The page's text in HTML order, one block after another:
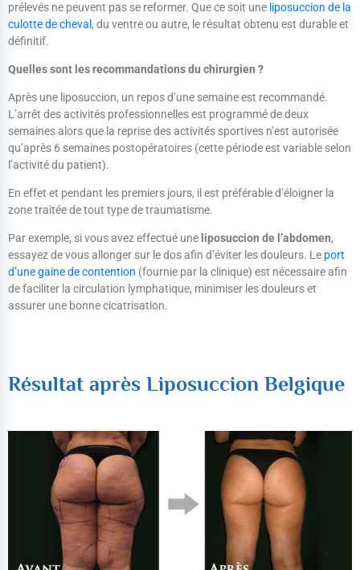
prélevés ne peuvent pas se reformer. Que ce soit une liposuccion de la
culotte de cheval , du ventre ou autre, le résultat obtenu est durable et
définitif.
Quelles sont les recommandations du chirurgien ?
Après une liposuccion, un repos d’une semaine est recommandé.
L’arrêt des activités professionnelles est programmé de deux
semaines alors que la reprise des activités sportives n’est autorisée
qu’après 6 semaines postopératoires (cette période est variable selon
l’activité du patient).
En effet et pendant les premiers jours, il est préférable d’éloigner la
zone traitée de tout type de traumatisme.
Par exemple, si vous avez effectué une liposuccion de l’abdomen,
essayez de vous allonger sur le dos afin d’éviter les douleurs. Le port
d’une gaine de contention (fournie par la clinique) est nécessaire afin
de faciliter la circulation lymphatique, minimiser les douleurs et
assurer une bonne cicatrisation.
Résultat après Liposuccion Belgique